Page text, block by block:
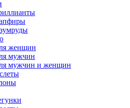
женщин
мужчин
мужчин и женщин